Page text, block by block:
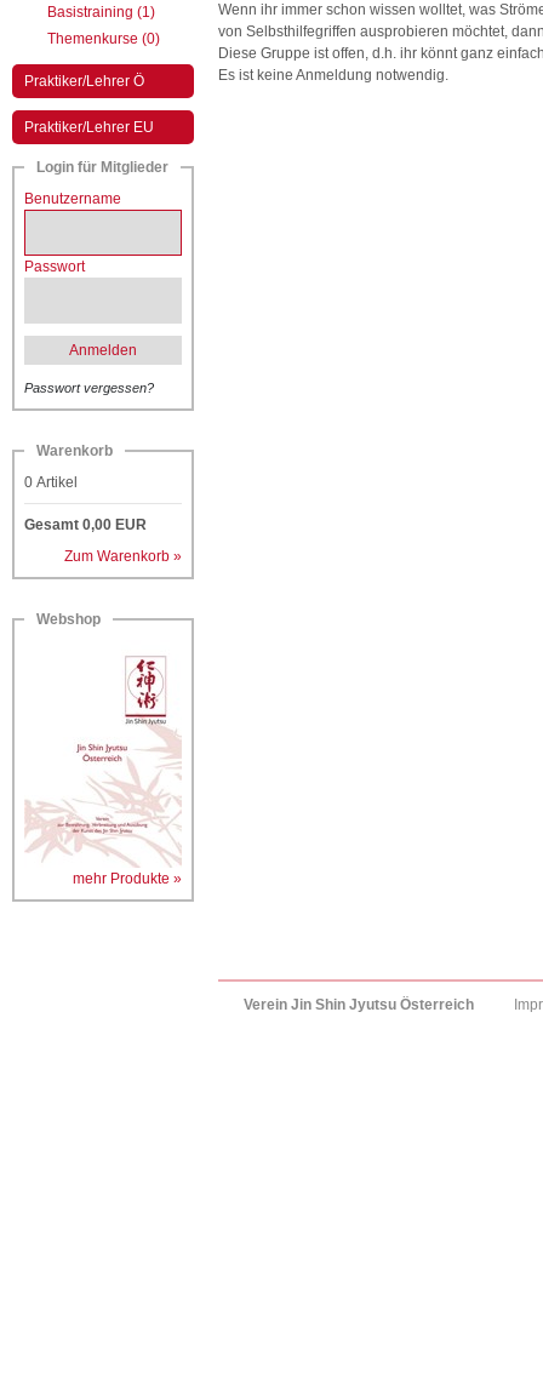
Basistraining (1)
Themenkurse (0)
Praktiker/Lehrer Ö
Praktiker/Lehrer EU
Login für Mitglieder
Benutzername
Passwort
Anmelden
Passwort vergessen?
Warenkorb
0 Artikel
Gesamt 0,00 EUR
Zum Warenkorb »
Webshop
mehr Produkte »
Wenn ihr immer schon wissen wolltet, was
von Selbsthilfegriffen ausprobieren möchtet,
Diese Gruppe ist offen, d.h. ihr könnt ganz
Es ist keine Anmeldung notwendig.
Verein Jin Shin Jyutsu Österreich